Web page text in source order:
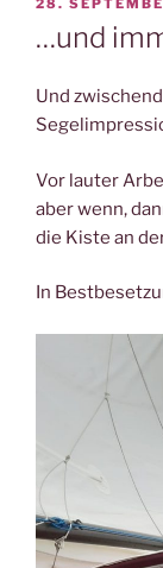
28.
…und
Und
Vor lauter
aber wenn,
die Kiste an
In